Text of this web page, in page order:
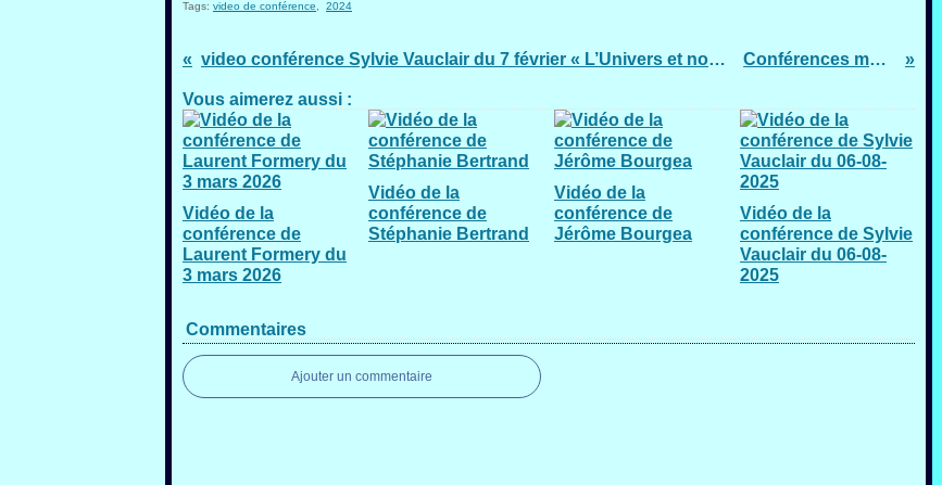
Tags: video de conférence 2024
video conférence Sylvie Vauclair du 7 février « L’Univers et nous : découvertes et questionnements » Conférences métiers de l'OBB
Vous aimerez aussi :
Vidéo de la
conférence de
Laurent Formery du
3 mars 2026
Vidéo de la
conférence de
Stéphanie Bertrand
Vidéo de la
conférence de
Jérôme Bourgea
Vidéo de la
conférence de Sylvie
Vauclair du 06-08-
2025
Commentaires
Ajouter un commentaire